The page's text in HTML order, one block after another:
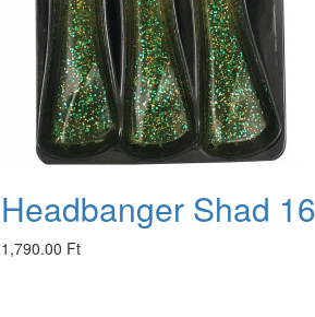
Headbanger Shad
1,790.00 Ft